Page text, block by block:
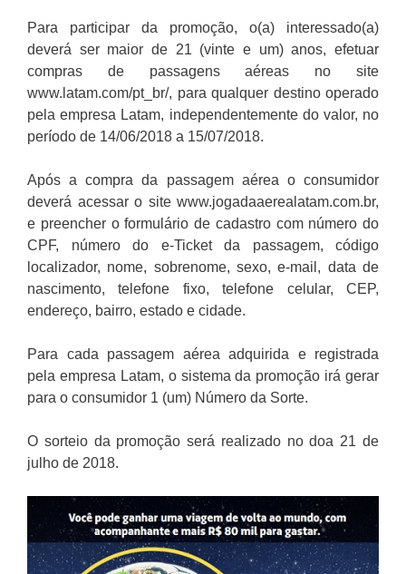
Para participar da promoção, o(a) interessado(a)
deverá ser maior de 21 (vinte e um) anos, efetuar
compras de passagens aéreas no site
www.latam.com/pt_br/, para qualquer destino operado
pela empresa Latam, independentemente do valor, no
período de 14/06/2018 a 15/07/2018.
Após a compra da passagem aérea o consumidor
deverá acessar o site www.jogadaaerealatam.com.br,
e preencher o formulário de cadastro com número do
CPF, número do e-Ticket da passagem, código
localizador, nome, sobrenome, sexo, e-mail, data de
nascimento, telefone fixo, telefone celular, CEP,
endereço, bairro, estado e cidade.
Para cada passagem aérea adquirida e registrada
pela empresa Latam, o sistema da promoção irá gerar
para o consumidor 1 (um) Número da Sorte.
O sorteio da promoção será realizado no doa 21 de
julho de 2018.